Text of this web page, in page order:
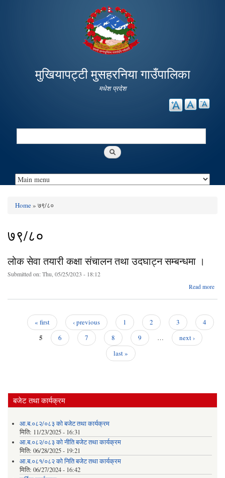
main
content
मुखियापट्टी मुसहरनिया गाउँपालिका
मधेश प्रदेश
Search
You are here
Home» ७९/८०
७९/८०
लोक सेवा तयारी कक्षा संचालन तथा उदघाट्न सम्बन्धमा ।
Submitted on:Thu, 05/25/2023 - 18:12
Read more
« first ‹ previous 1 2 3 4
5 6 7 8 9 …
next ›
last »
बजेट तथा कार्यक्रम
आ.ब.०८२/०८३ को बजेट तथा कार्यक्रम
मिति: 11/23/2025 - 16:31
आ.ब.०८२/०८३ को नीति बजेट तथा कार्यक्रम
मिति: 06/28/2025 - 19:21
आ.ब.०८१/०८२ को निति बजेट तथा कार्यक्रम
मिति: 06/27/2024 - 16:42